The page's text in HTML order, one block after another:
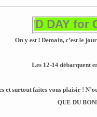
D DAY for
On y est ! Demain, c’est le
Les 12-14 débarquent
et surtout faites vous plaisir !
QUE DU